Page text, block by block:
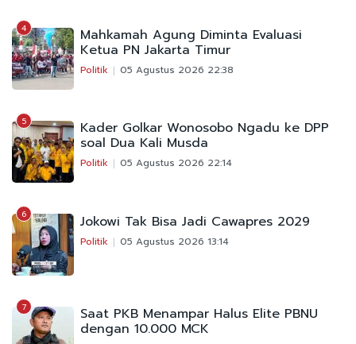
4 Mahkamah Agung Diminta Evaluasi
Ketua PN Jakarta Timur
Politik 05 Agustus 2026 22:38
5 Kader Golkar Wonosobo Ngadu ke DPP
soal Dua Kali Musda
Politik 05 Agustus 2026 22:14
6 Jokowi Tak Bisa Jadi Cawapres 2029
Politik 05 Agustus 2026 13:14
7 Saat PKB Menampar Halus Elite PBNU
dengan 10.000 MCK